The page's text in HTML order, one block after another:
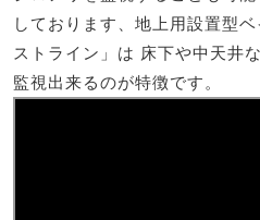
しております、地上用設置型
ストライン」は 床下や中天井
監視出来るのが特徴です。